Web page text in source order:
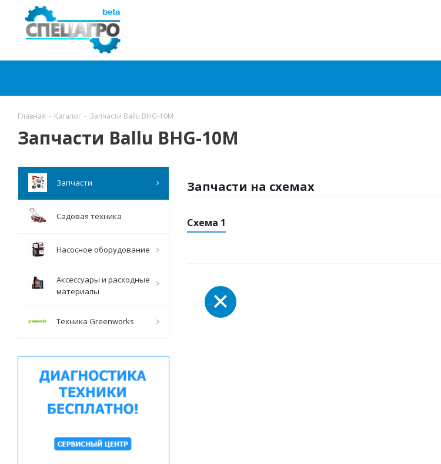
Главная - Каталог - Запчасти Ballu BHG-10M
Запчасти Ballu BHG-10M
Запчасти на схемах
Схема 1
Запчасти
Садовая техника
Насосное оборудование
Аксессуары и расходные
материалы
Техника Greenworks